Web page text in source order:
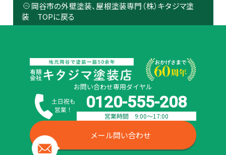
岡谷市の外壁塗装、屋根塗装専門（株）キタジマ塗
装 TOPに戻る
お問い合わせ専用ダイヤル
0120-555-208
営業時間 9:00〜17:00
メール問い合わせ